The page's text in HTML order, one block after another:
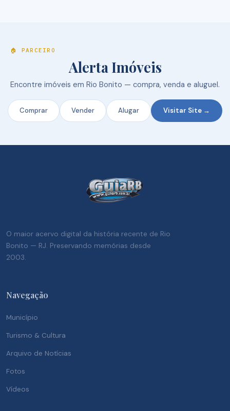
🏠 PARCEIRO
Alerta Imóveis
Encontre imóveis em Rio Bonito — compra, venda e aluguel.
Comprar Vender Alugar Visitar Site →
O maior acervo digital da história recente de Rio
Bonito — RJ. Preservando memórias desde
2003.
Navegação
Município
Turismo & Cultura
Arquivo de Notícias
Fotos
Vídeos